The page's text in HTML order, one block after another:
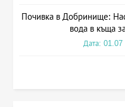
Почивка в Добринище:
вода в къща
Дата: 01.07